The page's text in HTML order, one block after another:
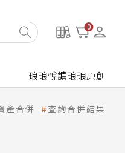
0
琅琅悅讀琅琅原創
產合併 查詢合併結果